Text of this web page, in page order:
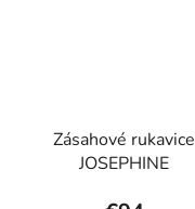
Zásahové rukavice
JOSEPHINE